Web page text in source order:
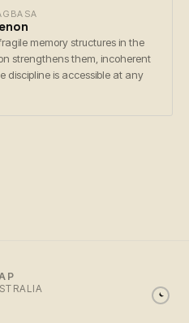
memory structures in the
strengthens them, incoherent
discipline is accessible at any